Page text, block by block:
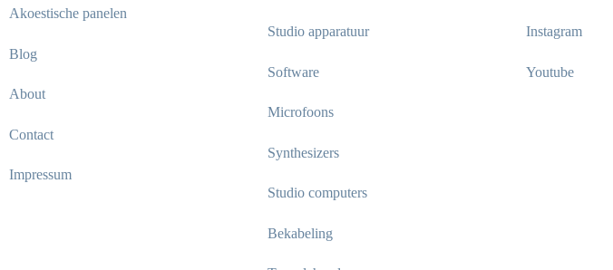
Akoestische panelen
Blog
About
Contact
Impressum
Studio apparatuur
Software
Microfoons
Synthesizers
Studio computers
Bekabeling
Instagram
Youtube